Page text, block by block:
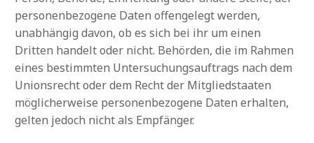
personenbezogene Daten offengelegt werden,
unabhängig davon, ob es sich bei ihr um einen
Dritten handelt oder nicht. Behörden, die im Rahmen
eines bestimmten Untersuchungsauftrags nach dem
Unionsrecht oder dem Recht der Mitgliedstaaten
möglicherweise personenbezogene Daten erhalten,
gelten jedoch nicht als Empfänger.